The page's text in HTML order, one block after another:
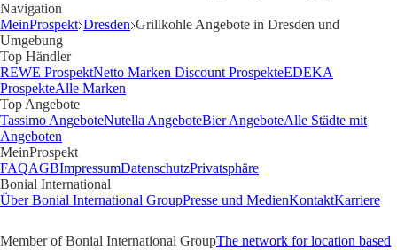
Navigation
MeinProspekt Dresden Grillkohle Angebote in Dresden und
Umgebung
Top Händler
REWE ProspektNetto Marken Discount ProspekteEDEKA
ProspekteAlle Marken
Top Angebote
Tassimo AngeboteNutella AngeboteBier AngeboteAlle Städte mit
Angeboten
MeinProspekt
FAQAGBImpressumDatenschutzPrivatsphäre
Bonial International
Über Bonial International GroupPresse und MedienKontaktKarriere
Member of Bonial International GroupThe network for location based